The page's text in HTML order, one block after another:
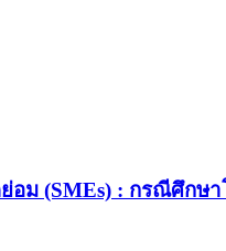
ม (SMEs) : กรณีศึกษ